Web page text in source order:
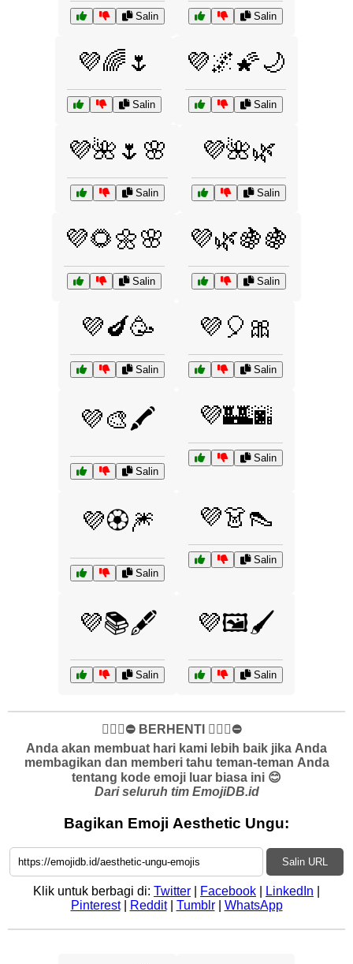
Salin Salin
💜🌈🌷
Salin
💜🌌🌠🌙
Salin
💜🌺🌷🌸
Salin
💜🌺🌿
Salin
💜🌻🌼🌸
Salin
💜🌿🍇🍇
Salin
💜🍆🥳
Salin
💜🎈🎀
Salin
💜🎨🖍️
Salin
💜🏰🌆
Salin
💜🏵️🎆
Salin
💜👗👠
Salin
💜📚🖋️
Salin
💜🖼️🖌️
Salin
✋🏻🛑⛔️ BERHENTI ✋🏻🛑⛔️
Anda akan membuat hari kami lebih baik jika Anda
membagikan dan memberi tahu teman-teman Anda
tentang kode emoji luar biasa ini 😊
Dari seluruh tim EmojiDB.id
Bagikan Emoji Aesthetic Ungu:
Salin URL
Klik untuk berbagi di: Twitter Facebook LinkedIn
Pinterest| Reddit| Tumblr| WhatsApp